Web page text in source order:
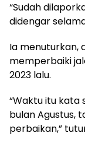
“Sudah
didengar
Ia menuturkan,
memperbaiki
2023 lalu.
“Waktu itu kata
bulan Agustus,
perbaikan,”